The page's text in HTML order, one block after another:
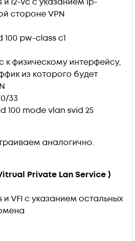
стороне VPN
100 pw-class c1
к физическому интерфейсу,
из которого будет
33
100 mode vlan svid 25
аналогично.
Private Lan Service )
VFI с указанием остальных